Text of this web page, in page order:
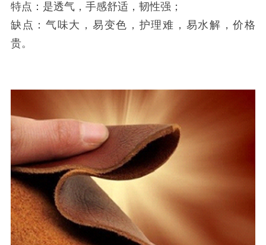
特点：是透气，手感舒适，韧性强；
缺点：气味大，易变色，护理难，易水解，价格
贵。